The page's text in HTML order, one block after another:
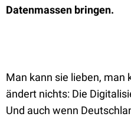
Datenmassen bringen.
Man kann sie lieben, man
ändert nichts: Die
Und auch wenn